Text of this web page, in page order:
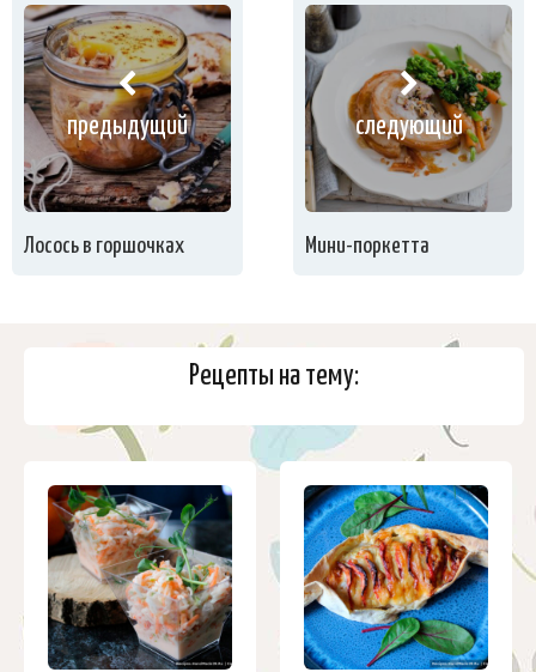
предыдущий
Лосось в горшочках
следующий
Мини-поркетта
Рецепты на тему: